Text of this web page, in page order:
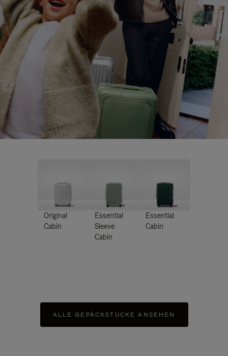
Original
Cabin
Essential
Sleeve
Cabin
Essential
Cabin
ALLE GEPÄCKSTÜCKE ANSEHEN